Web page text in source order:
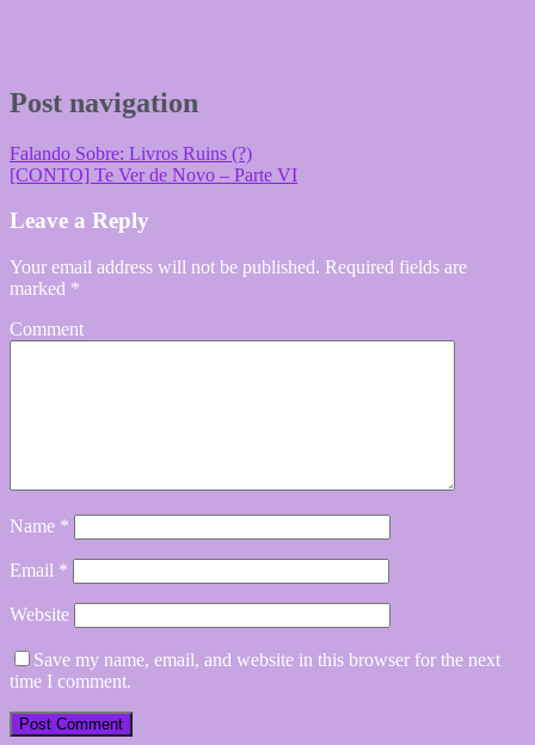
Post navigation
Falando Sobre: Livros Ruins (?)
[CONTO] Te Ver de Novo – Parte VI
Leave a Reply
Your email address will not be published. Required fields are
marked *
Comment
Name *
Email *
Website
Save my name, email, and website in this browser for the next
time I comment.